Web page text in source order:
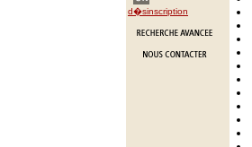
d�sinscription